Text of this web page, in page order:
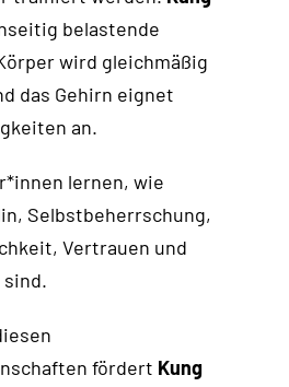
belastende
wird gleichmäßig
das Gehirn eignet
an.
lernen, wie
Selbstbeherrschung,
Vertrauen und
fördert Kung